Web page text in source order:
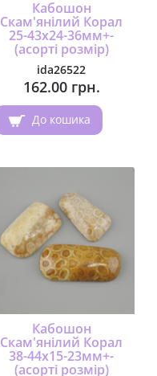
Кабошон
Скам'янілий Корал
25-43х24-36мм+-
(асорті розмір)
ida26522
162.00 грн.
До кошика
Кабошон
Скам'янілий Корал
38-44х15-23мм+-
(асорті розмір)